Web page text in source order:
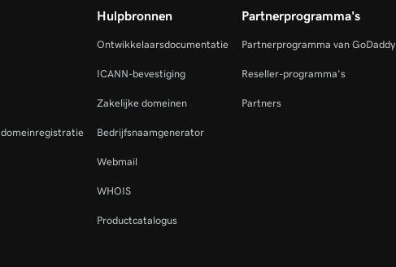
domeinregistratie
Hulpbronnen
Ontwikkelaarsdocumentatie
ICANN-bevestiging
Zakelijke domeinen
Bedrijfsnaamgenerator
Webmail
WHOIS
Productcatalogus
Partnerprogramma's
Partnerprogramma van GoDaddy
Reseller-programma's
Partners